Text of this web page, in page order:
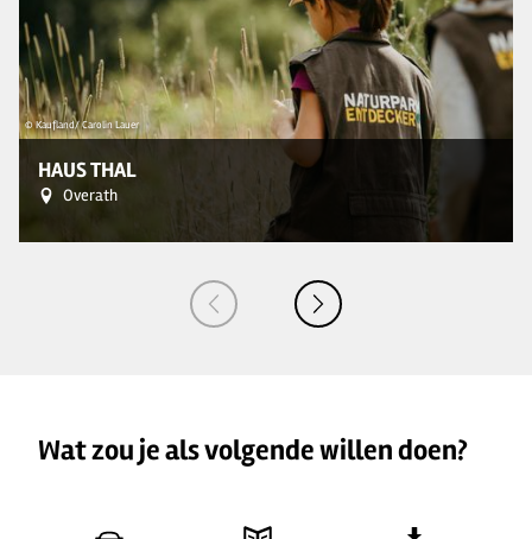
© Kaufland/ Carolin Lauer
HAUS THAL
Overath
Wat zou je als volgende willen doen?